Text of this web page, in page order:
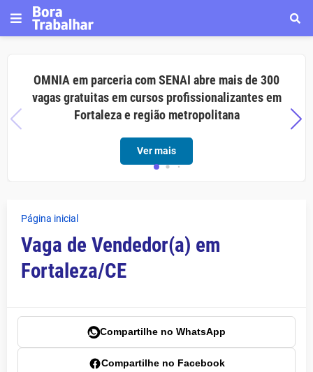
OMNIA em parceria com SENAI abre mais de 300
vagas gratuitas em cursos profissionalizantes em
Fortaleza e região metropolitana
Ver mais
Página inicial
Vaga de Vendedor(a) em
Fortaleza/CE
Compartilhe no WhatsApp
Compartilhe no Facebook